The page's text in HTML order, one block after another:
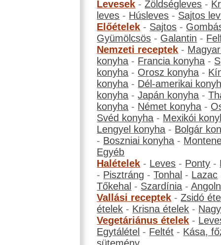
Levesek -Zöldségleves -
leves - Húsleves - Sajtos
Előételek - Sajtos -
Gyümölcsös - Galantin -
Nemzeti receptek -
konyha - Francia konyha -
konyha - Orosz konyha -
konyha - Dél-amerikai
konyha -Japán konyha -
konyha - Német konyha -
Svéd konyha - Mexikói
Lengyel konyha - Bolgár
- Boszniai konyha -
Egyéb
Halételek - Leves - Ponty -
- Pisztráng -Tonhal - Lazac
Tőkehal - Szardínia -
Vallási receptek -Zsidó
ételek - Krisna ételek -
Vegetáriánus ételek -
Egytálétel - Feltét - Kása,